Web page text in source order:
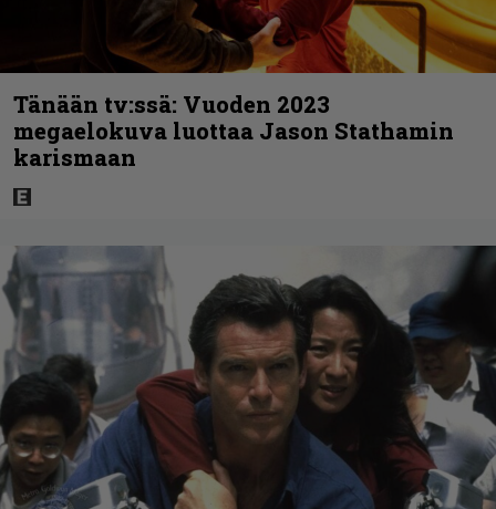
Tänään tv:ssä: Vuoden 2023
megaelokuva luottaa Jason Stathamin
karismaan